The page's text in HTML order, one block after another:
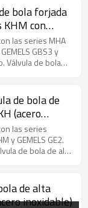
maquinaria
ingeniería minera
bola forjada
KHM con
(acero)
las series MHA
GBS3 y
Válvula de bola
la
la
la pintura.
de bola de
(acero
las series
y GEMELS GE2.
de bola de alta
minera
de alta
inoxidable)